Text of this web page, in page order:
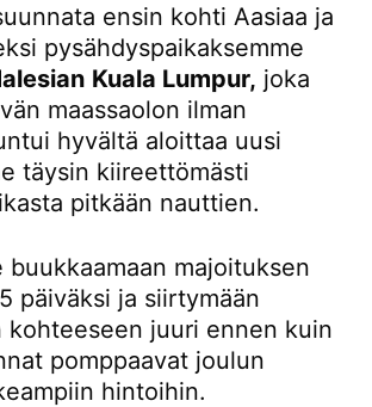
ensin kohti Aasiaa ja
pysähdyspaikaksemme
Kuala Lumpur, joka
maassaolon ilman
hyvältä aloittaa uusi
täysin kiireettömästi
pitkään nauttien.
buukkaamaan majoituksen
päiväksi ja siirtymään
kohteeseen juuri ennen kuin
pomppaavat joulun
hintoihin.